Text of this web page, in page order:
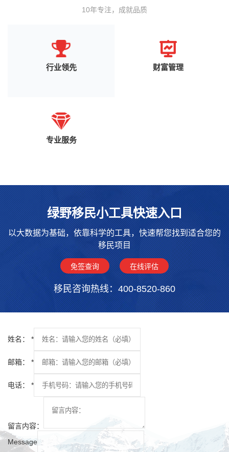
10年专注，成就品质
行业领先 财富管理
专业服务
绿野移民小工具快速入口
以大数据为基础，依靠科学的工具，快速帮您找到适合您的
移民项目
免签查询 在线评估
移民咨询热线：400-8520-860
姓名： *
邮箱： *
电话： *
留言内容：
Message